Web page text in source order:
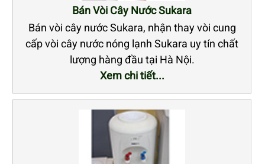
Bán Vòi Cây Nước Sukara
Bán vòi cây nước Sukara, nhận thay vòi cung
cấp vòi cây nước nóng lạnh Sukara uy tín chất
lượng hàng đầu tại Hà Nội.
Xem chi tiết...